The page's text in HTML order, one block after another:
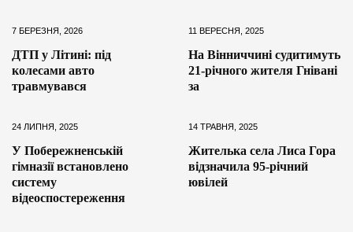
7 БЕРЕЗНЯ, 2026
ДТП у Літині: під
колесами авто
травмувався
11 ВЕРЕСНЯ, 2025
На Вінниччині судитимуть
21-річного жителя Гнівані
за
24 ЛИПНЯ, 2025
У Побережненській
гімназії встановлено
систему
відеоспостереження
14 ТРАВНЯ, 2025
Жителька села Лиса Гора
відзначила 95-річний
ювілей